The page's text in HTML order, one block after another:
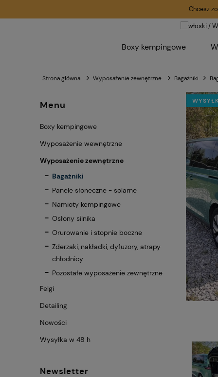
Chcesz
Boxy kempingowe
Strona główna Wyposażenie zewnętrzne Bagażniki
Menu
Boxy kempingowe
Wyposażenie wewnętrzne
Wyposażenie zewnętrzne
Bagażniki
Panele słoneczne - solarne
Namioty kempingowe
Osłony silnika
Orurowanie i stopnie boczne
Zderzaki, nakładki, dyfuzory, atrapy
chłodnicy
Pozostałe wyposażenie zewnętrzne
Felgi
Detailing
Nowości
Wysyłka w 48 h
Newsletter